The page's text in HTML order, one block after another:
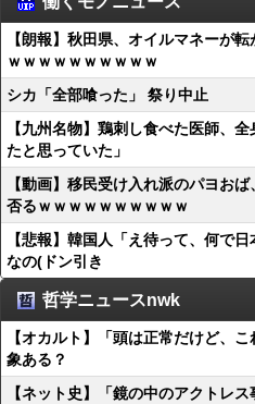
【朗報】秋田県、オイルマネーが
ｗｗｗｗｗｗｗｗｗｗ
シカ「全部喰った」 祭り中止
【九州名物】鶏刺し食べた医師、
たと思っていた」
【動画】移民受け入れ派のパヨお
否るｗｗｗｗｗｗｗｗｗｗ
【悲報】韓国人「え待って、何で
なの(ドン引き
哲学ニュースnwk
【オカルト】「頭は正常だけど、
象ある？
【ネット史】「鏡の中のアクトレ